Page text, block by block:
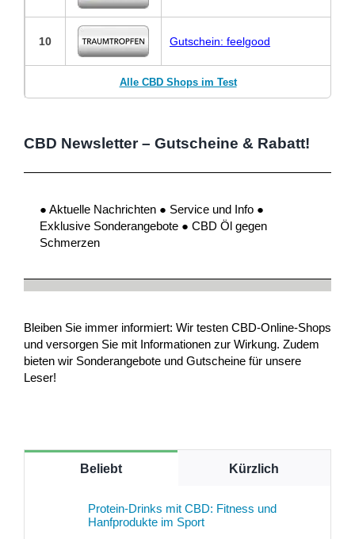
10 Gutschein: feelgood
Alle CBD Shops im Test
CBD Newsletter – Gutscheine & Rabatt!
● Aktuelle Nachrichten ● Service und Info ●
Exklusive Sonderangebote ● CBD Öl gegen
Schmerzen
Bleiben Sie immer informiert: Wir testen CBD-Online-Shops
und versorgen Sie mit Informationen zur Wirkung. Zudem
bieten wir Sonderangebote und Gutscheine für unsere
Leser!
Beliebt Kürzlich
Protein-Drinks mit CBD: Fitness und
Hanfprodukte im Sport